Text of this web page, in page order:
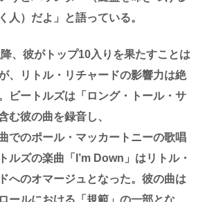
人）だよ」と語っている。
、彼がトップ10入りを果たすことは
、リトル・リチャードの影響力は絶
ビートルズは「ロング・トール・サ
む彼の曲を録音し、
でのポール・マッカートニーの歌唱
ルズの楽曲「I’m Down」はリトル・
へのオマージュとなった。彼の曲は
ールにおける「規範」の一部とな